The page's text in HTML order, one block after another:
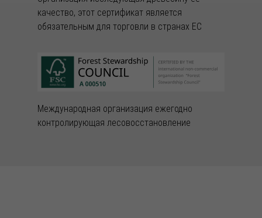
Международная организация ежегодно
контролирующая лесовосстановление
качество, этот сертификат является
обязательным для торговли в странах ЕС